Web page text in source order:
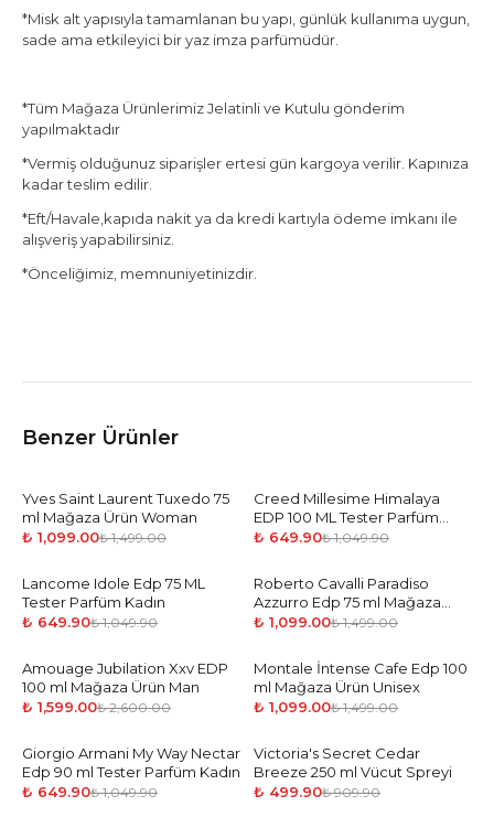
*Misk alt yapısıyla tamamlanan bu yapı, günlük kullanıma uygun,
sade ama etkileyici bir yaz imza parfümüdür.
*Tüm Mağaza Ürünlerimiz Jelatinli ve Kutulu gönderim
yapılmaktadır
*Vermiş olduğunuz siparişler ertesi gün kargoya verilir. Kapınıza
kadar teslim edilir.
*Eft/Havale,kapıda nakit ya da kredi kartıyla ödeme imkanı ile
alışveriş yapabilirsiniz.
*Önceliğimiz, memnuniyetinizdir.
Benzer Ürünler
-27%
Yves Saint Laurent Tuxedo 75
ml Mağaza Ürün Woman
₺ 1,099.00₺ 1,499.00
-38%
Creed Millesime Himalaya
EDP 100 ML Tester Parfüm
Erkek
₺ 649.90₺ 1,049.90
-38%
Lancome Idole Edp 75 ML
Tester Parfüm Kadın
₺ 649.90₺ 1,049.90
-27%
Roberto Cavalli Paradiso
Azzurro Edp 75 ml Mağaza
Ürün Woman
₺ 1,099.00₺ 1,499.00
-39%
Amouage Jubilation Xxv EDP
100 ml Mağaza Ürün Man
₺ 1,599.00₺ 2,600.00
-27%
Montale İntense Cafe Edp 100
ml Mağaza Ürün Unisex
₺ 1,099.00₺ 1,499.00
-38%
Giorgio Armani My Way Nectar
Edp 90 ml Tester Parfüm Kadın
₺ 649.90₺ 1,049.90
-45%
Victoria's Secret Cedar
Breeze 250 ml Vücut Spreyi
₺ 499.90₺ 909.90